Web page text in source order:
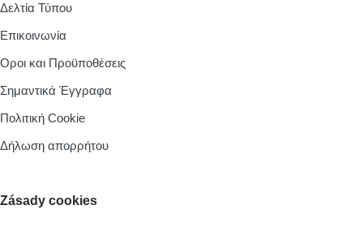
Δελτία Τύπου
Επικοινωνία
Οροι και Προϋποθέσεις
Σημαντικά Έγγραφα
Πολιτική Cookie
Δήλωση απορρήτου
Zásady cookies